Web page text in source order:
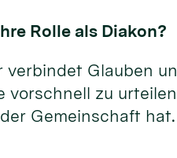
Rolle als Diakon?
Glauben
zu
Gemeinschaft